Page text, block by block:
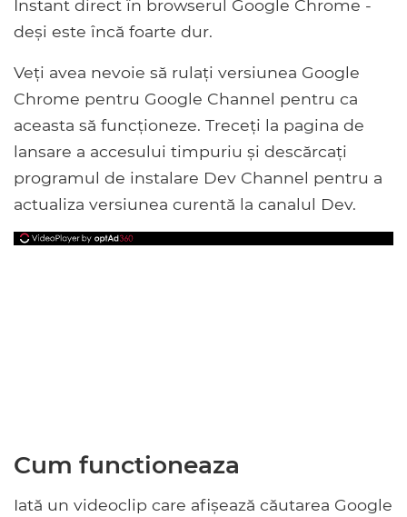
Instant direct în browserul Google Chrome -
deși este încă foarte dur.
Veți avea nevoie să rulați versiunea Google
Chrome pentru Google Channel pentru ca
aceasta să funcționeze. Treceți la pagina de
lansare a accesului timpuriu și descărcați
programul de instalare Dev Channel pentru a
actualiza versiunea curentă la canalul Dev.
Cum functioneaza
Iată un videoclip care afișează căutarea Google